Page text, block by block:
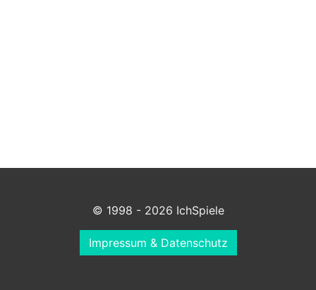
© 1998 - 2026 IchSpiele
Impressum & Datenschutz